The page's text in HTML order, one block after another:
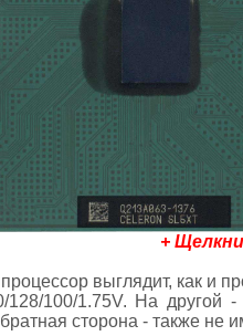
+
выглядит, как и
128/100/1.75V. На другой
сторона - также не